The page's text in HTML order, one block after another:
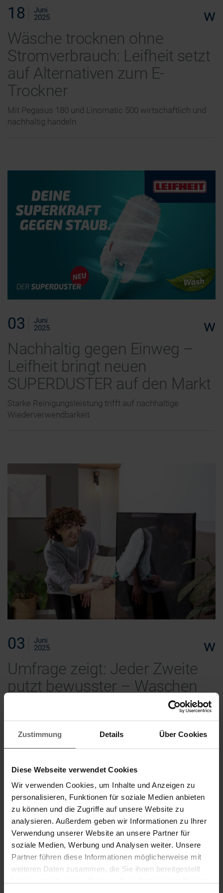
Zustimmung Details Über Cookies
Diese Webseite verwendet Cookies
Wir verwenden Cookies, um Inhalte und Anzeigen zu
personalisieren, Funktionen für soziale Medien anbieten
zu können und die Zugriffe auf unsere Website zu
analysieren. Außerdem geben wir Informationen zu Ihrer
Verwendung unserer Website an unsere Partner für
soziale Medien, Werbung und Analysen weiter. Unsere
Partner führen diese Informationen möglicherweise mit
weiteren Daten zusammen, die Sie ihnen bereitgestellt
18
Juni
2025
w
Wäsche trocknen ohne
Stromverbrauch: Leifheit setzt
auf Alternativen zum E-
Trockner
Mit Pegasus 180 und Linomatic 500 wirtschaftlich und
nachhaltig handeln
03
Juni
2025
w
Nachhaltig gegen Einweg –
Leifheit bringt neuen
SUPERDUSTER auf den Markt
Starke Reinigungsleistung trifft auf nachhaltige
Wiederverwendbarkeit
03
Juni
2025
w
Umfrage zeigt: Jeder Zweite
putzt bewusster – Waschen
statt wegwerfen im Trend
Der neue SUPERDUSTER von Leifheit bringt
Nachhaltigkeit in jeden Haushalt
Suchvorschläge